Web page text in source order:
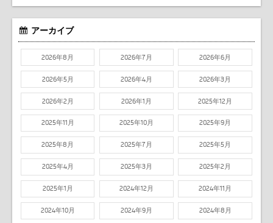
アーカイブ
2026年8月 2026年7月 2026年6月
2026年5月 2026年4月 2026年3月
2026年2月 2026年1月 2025年12月
2025年11月 2025年10月 2025年9月
2025年8月 2025年7月 2025年5月
2025年4月 2025年3月 2025年2月
2025年1月 2024年12月 2024年11月
2024年10月 2024年9月 2024年8月